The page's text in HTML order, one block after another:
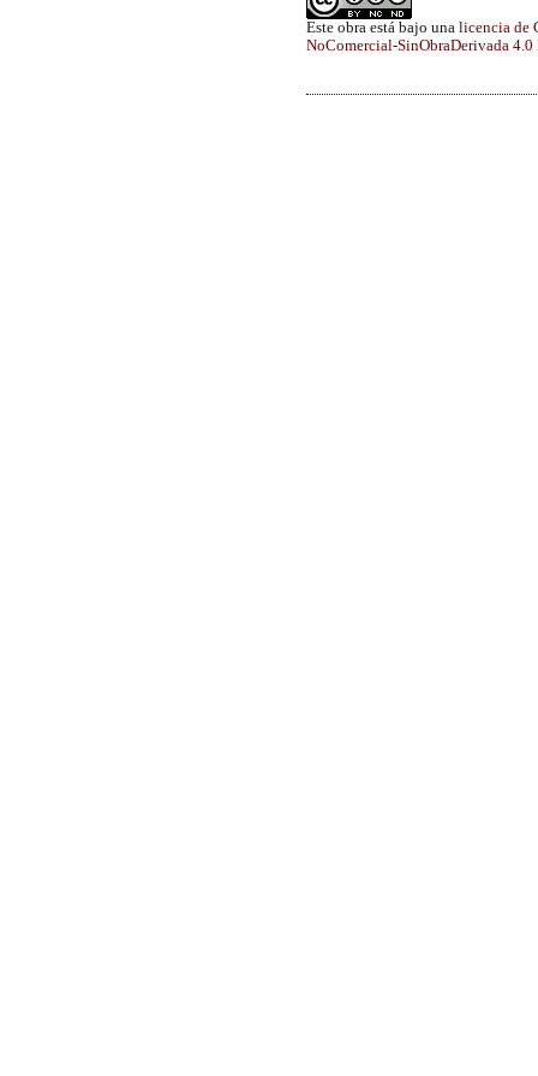
Este obra está bajo una licencia de
NoComercial-SinObraDerivada